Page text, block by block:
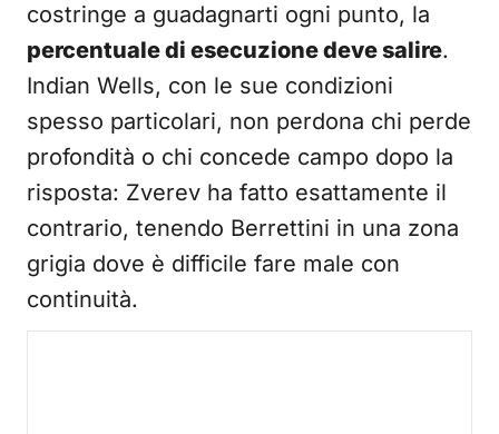
costringe a guadagnarti ogni punto, la
percentuale di esecuzione deve salire.
Indian Wells, con le sue condizioni
spesso particolari, non perdona chi perde
profondità o chi concede campo dopo la
risposta: Zverev ha fatto esattamente il
contrario, tenendo Berrettini in una zona
grigia dove è difficile fare male con
continuità.